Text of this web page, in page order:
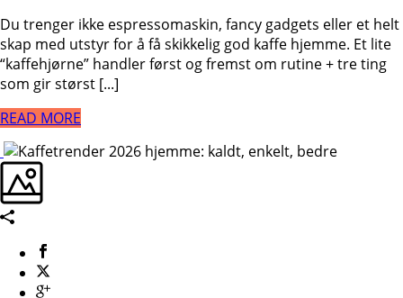
Du trenger ikke espressomaskin, fancy gadgets eller et helt
skap med utstyr for å få skikkelig god kaffe hjemme. Et lite
“kaffehjørne” handler først og fremst om rutine + tre ting
som gir størst [...]
READ MORE